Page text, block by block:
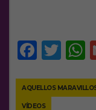
AQUELLOS
VÍDEOS